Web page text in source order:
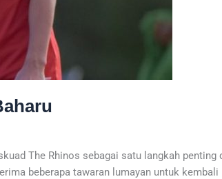
The Rhinos sebagai satu langkah penting
beberapa tawaran lumayan untuk kembali